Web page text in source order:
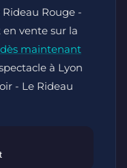
Rouge -
en vente sur la
dès maintenant
à Lyon
- Le Rideau